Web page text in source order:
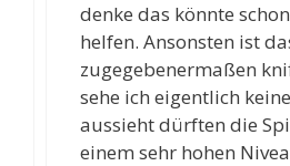
denke das könnte
helfen. Ansonsten ist
zugegebenermaßen
sehe ich eigentlich
aussieht dürften die
einem sehr hohen